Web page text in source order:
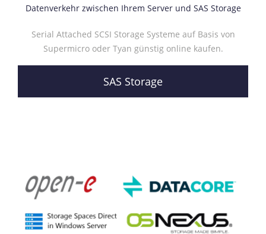
Datenverkehr zwischen Ihrem Server und SAS Storage
Serial Attached SCSI Storage Systeme auf Basis von
Supermicro oder Tyan günstig online kaufen.
SAS Storage